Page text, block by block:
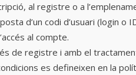
al registre o a
d’un codi d’usuari (login
al compte.
de registre i amb el
es defineixen en la